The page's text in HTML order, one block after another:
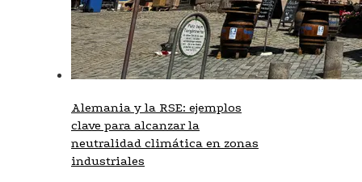
Alemania y la RSE: ejemplos
clave para alcanzar la
neutralidad climática en zonas
industriales